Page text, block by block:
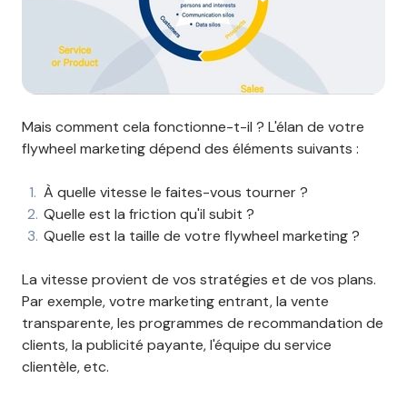
Mais comment cela fonctionne-t-il ? L'élan de votre
flywheel marketing dépend des éléments suivants :
À quelle vitesse le faites-vous tourner ?
Quelle est la friction qu'il subit ?
Quelle est la taille de votre flywheel marketing ?
La vitesse provient de vos stratégies et de vos plans.
Par exemple, votre marketing entrant, la vente
transparente, les programmes de recommandation de
clients, la publicité payante, l'équipe du service
clientèle, etc.